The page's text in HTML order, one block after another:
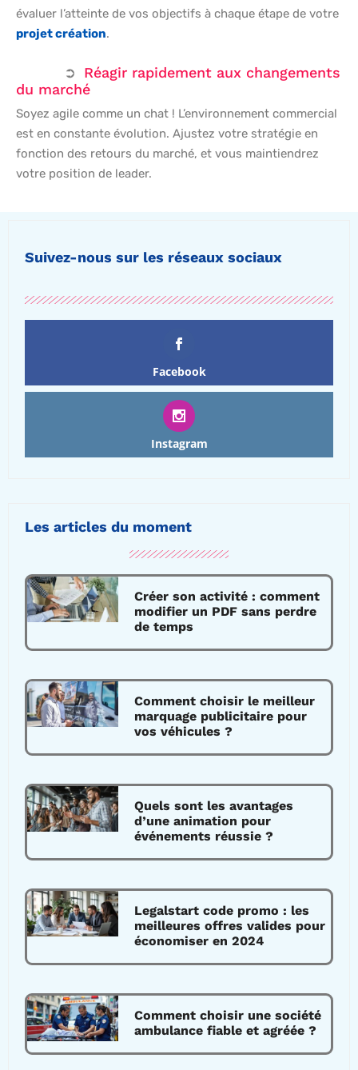
évaluer l’atteinte de vos objectifs à chaque étape de votre
projet création.
Réagir rapidement aux changements
du marché
Soyez agile comme un chat ! L’environnement commercial
est en constante évolution. Ajustez votre stratégie en
fonction des retours du marché, et vous maintiendrez
votre position de leader.
Suivez-nous sur les réseaux sociaux
Facebook
Instagram
Les articles du moment
Créer son activité : comment
modifier un PDF sans perdre
de temps
Comment choisir le meilleur
marquage publicitaire pour
vos véhicules ?
Quels sont les avantages
d’une animation pour
événements réussie ?
Legalstart code promo : les
meilleures offres valides pour
économiser en 2024
Comment choisir une société
ambulance fiable et agréée ?